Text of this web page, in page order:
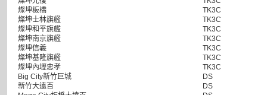
燦坤板橋
TK3C
燦坤士林旗艦
TK3C
燦坤和平旗艦
TK3C
燦坤南京旗艦
TK3C
燦坤信義
TK3C
燦坤基隆旗艦
TK3C
燦坤內壢忠孝
TK3C
Big City新竹巨城
DS
新竹大遠百
DS